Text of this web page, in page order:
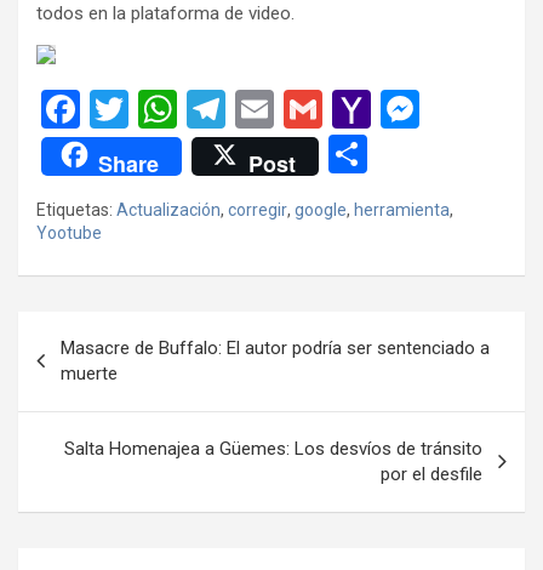
todos en la plataforma de video.
F
a
ce
b
o
k
T
wi
tt
er
W
h
at
s
A
p
T
el
e
gr
a
E
m
ail
G
m
ail
Y
o
o
ail
n
g
Share Post
m
p
tir
Etiquetas: Actualización, corregir, google, herramienta,
Yootube
de
entradas
Masacre de Buffalo: El autor podría ser sentenciado a
muerte
Salta Homenajea a Güemes: Los desvíos de tránsito
por el desfile